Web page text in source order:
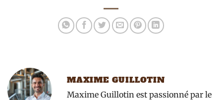
MAXIME GUILLOTIN
Maxime Guillotin est passionné par le